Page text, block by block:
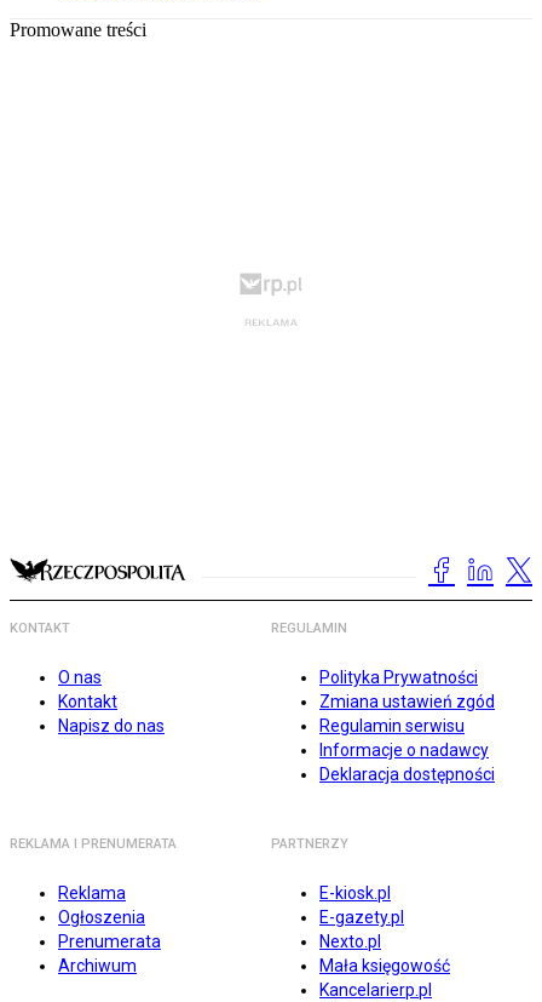
Promowane treści
KONTAKT
O nas
Kontakt
Napisz do nas
REGULAMIN
Polityka Prywatności
Zmiana ustawień zgód
Regulamin serwisu
Informacje o nadawcy
Deklaracja dostępności
REKLAMA I PRENUMERATA
Reklama
Ogłoszenia
Prenumerata
Archiwum
PARTNERZY
E-kiosk.pl
E-gazety.pl
Nexto.pl
Mała księgowość
Kancelarierp.pl